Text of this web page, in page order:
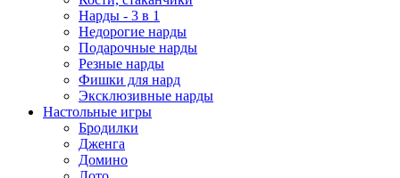
Нарды - 3 в 1
Недорогие нарды
Подарочные нарды
Резные нарды
Фишки для нард
Эксклюзивные нарды
Настольные игры
Бродилки
Дженга
Домино